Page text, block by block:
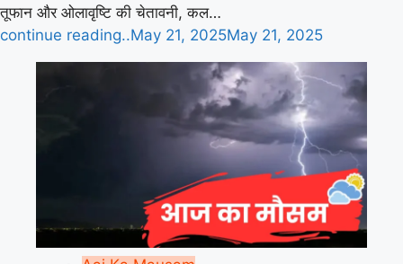
तूफान और ओलावृष्टि की चेतावनी, कल…
continue reading..May 21, 2025May 21, 2025